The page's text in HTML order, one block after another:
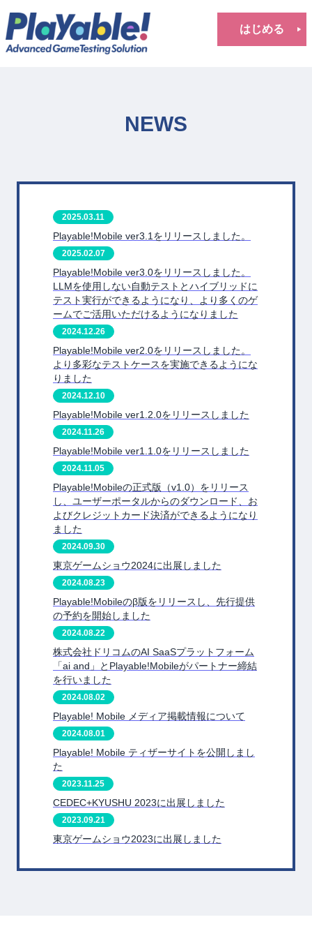
はじめる
NEWS
2025.03.11
Playable!Mobile ver3.1をリリースしました。
2025.02.07
Playable!Mobile ver3.0をリリースしました。
LLMを使用しない自動テストとハイブリッドに
テスト実行ができるようになり、より多くのゲ
ームでご活用いただけるようになりました
2024.12.26
Playable!Mobile ver2.0をリリースしました。
より多彩なテストケースを実施できるようにな
りました
2024.12.10
Playable!Mobile ver1.2.0をリリースしました
2024.11.26
Playable!Mobile ver1.1.0をリリースしました
2024.11.05
Playable!Mobileの正式版（v1.0）をリリース
し、ユーザーポータルからのダウンロード、お
よびクレジットカード決済ができるようになり
ました
2024.09.30
東京ゲームショウ2024に出展しました
2024.08.23
Playable!Mobileのβ版をリリースし、先行提供
の予約を開始しました
2024.08.22
株式会社ドリコムのAI SaaSプラットフォーム
「ai and」とPlayable!Mobileがパートナー締結
を行いました
2024.08.02
Playable! Mobile メディア掲載情報について
2024.08.01
Playable! Mobile ティザーサイトを公開しまし
た
2023.11.25
CEDEC+KYUSHU 2023に出展しました
2023.09.21
東京ゲームショウ2023に出展しました